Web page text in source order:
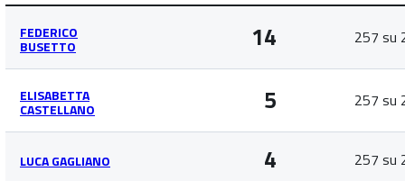
FEDERICO
BUSETTO 14 257 su
ELISABETTA
CASTELLANO 5 257 su
LUCA GAGLIANO 4 257 su